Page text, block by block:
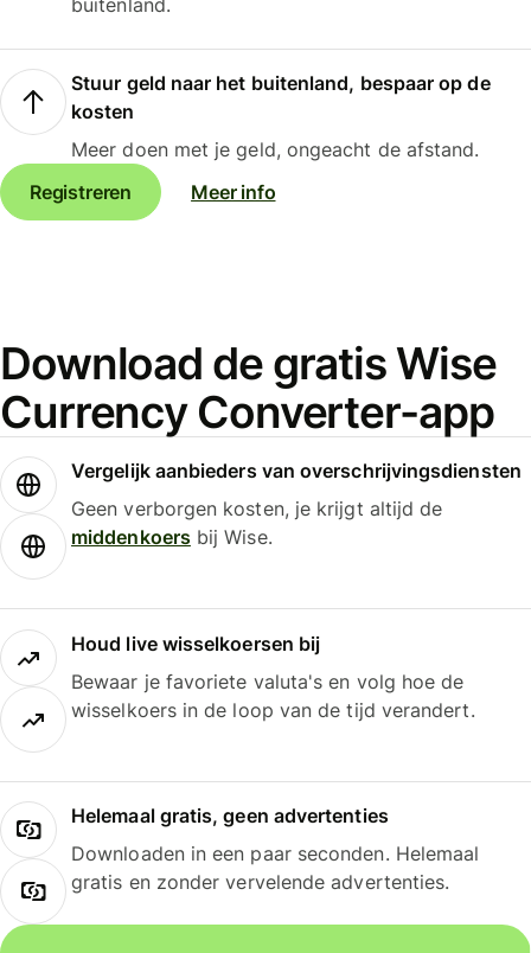
buitenland.
Stuur geld naar het buitenland, bespaar op de
kosten
Meer doen met je geld, ongeacht de afstand.
Registreren
Meer info
Download de gratis Wise
Currency Converter-app
Vergelijk aanbieders van overschrijvingsdiensten
Geen verborgen kosten, je krijgt altijd de
middenkoersbij Wise.
Houd live wisselkoersen bij
Bewaar je favoriete valuta's en volg hoe de
wisselkoers in de loop van de tijd verandert.
Helemaal gratis, geen advertenties
Downloaden in een paar seconden. Helemaal
gratis en zonder vervelende advertenties.